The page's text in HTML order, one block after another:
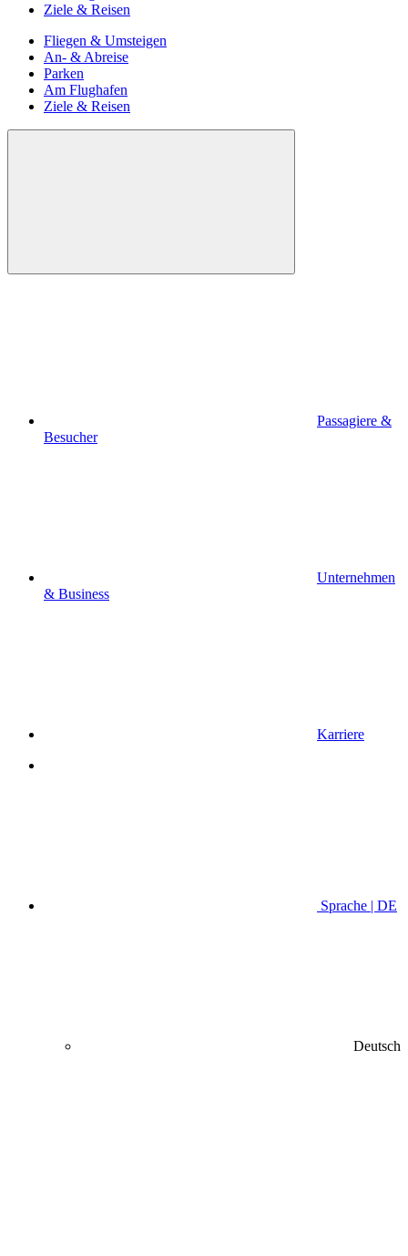
Ziele & Reisen
Fliegen & Umsteigen
An- & Abreise
Parken
Am Flughafen
Ziele & Reisen
Passagiere &
Besucher
Unternehmen
& Business
Karriere
Sprache | DE
Deutsch